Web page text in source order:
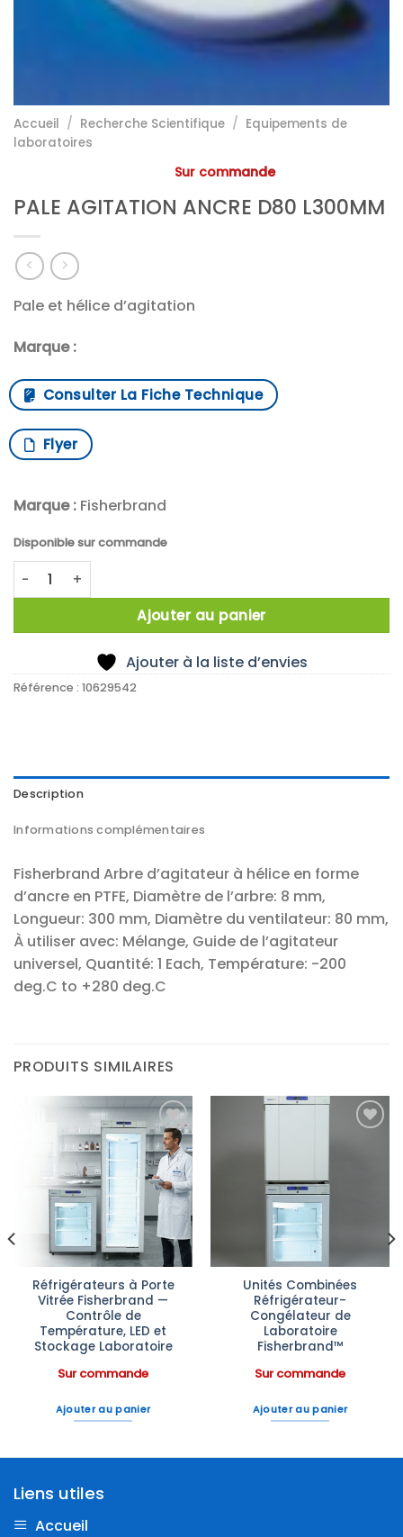
Accueil / Recherche Scientifique / Equipements de
laboratoires
Sur commande
PALE AGITATION ANCRE D80 L300MM
Pale et hélice d’agitation
Marque :
Consulter La Fiche Technique
Flyer
Marque : Fisherbrand
Disponible sur commande
quantité de PALE AGITATION ANCRE D80 L300MM
Ajouter au panier
Ajouter à la liste d’envies
Référence : 10629542
Description
Informations complémentaires
Fisherbrand Arbre d’agitateur à hélice en forme
d’ancre en PTFE, Diamètre de l’arbre: 8 mm,
Longueur: 300 mm, Diamètre du ventilateur: 80 mm,
À utiliser avec: Mélange, Guide de l’agitateur
universel, Quantité: 1 Each, Température: -200
deg.C to +280 deg.C
PRODUITS SIMILAIRES
Ajouter
à la liste
d’envies
Réfrigérateurs à Porte
Vitrée Fisherbrand —
Contrôle de
Température, LED et
Stockage Laboratoire
Sur commande
Ajouter au panier
Unités Combinées
Réfrigérateur-
Congélateur de
Laboratoire
Fisherbrand™
Sur commande
Ajouter au panier
Liens utiles
Accueil